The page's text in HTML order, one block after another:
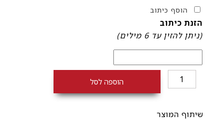
הוסף כיתוב
הזנת כיתוב
(ניתן להזין עד 6 מילים)
כמות
של
שף
הוספה לסל
שיתוף המוצר